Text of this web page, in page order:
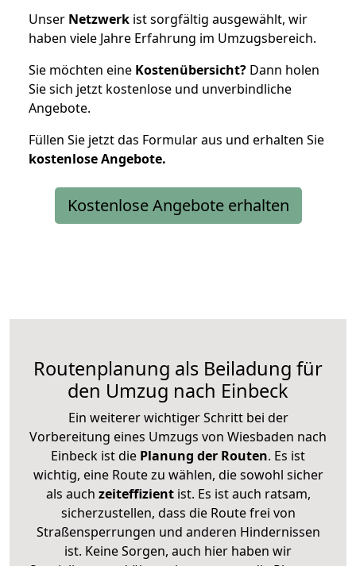
Unser Netzwerk ist sorgfältig ausgewählt, wir
haben viele Jahre Erfahrung im Umzugsbereich.
Sie möchten eine Kostenübersicht? Dann holen
Sie sich jetzt kostenlose und unverbindliche
Angebote.
Füllen Sie jetzt das Formular aus und erhalten Sie
kostenloseAngebote.
Kostenlose Angebote erhalten
Routenplanung als Beiladung für
den Umzug nach Einbeck
Ein weiterer wichtiger Schritt bei der
Vorbereitung eines Umzugs von Wiesbaden nach
Einbeck ist die Planung der Routen. Es ist
wichtig, eine Route zu wählen, die sowohl sicher
als auch zeiteffizientist. Es ist auch ratsam,
sicherzustellen, dass die Route frei von
Straßensperrungen und anderen Hindernissen
ist. Keine Sorgen, auch hier haben wir